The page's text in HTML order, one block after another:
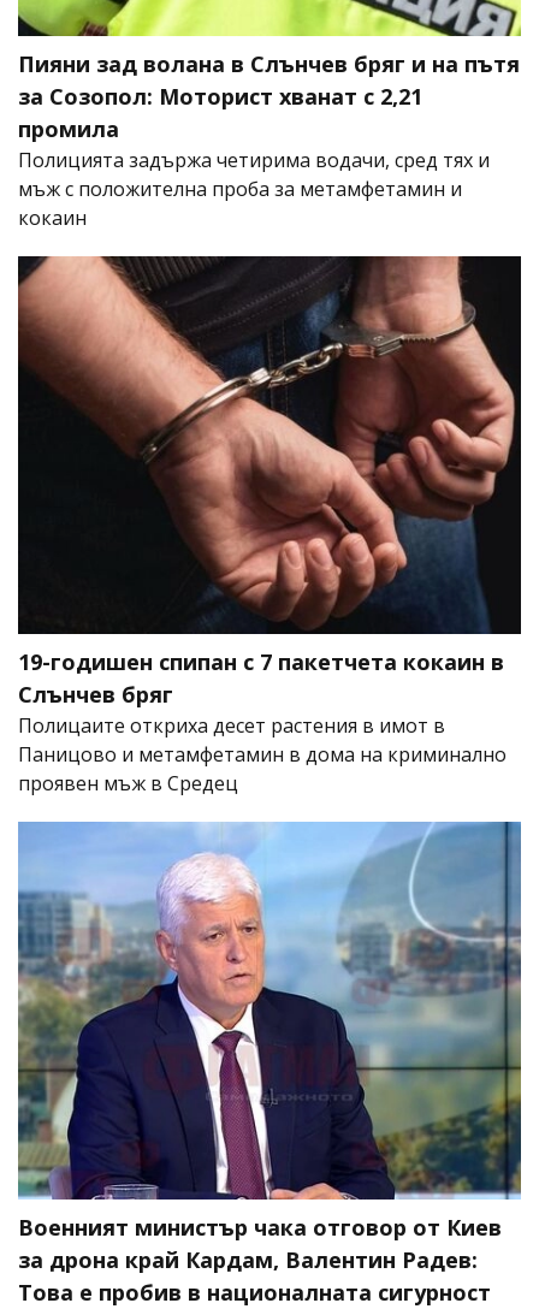
Пияни зад волана в Слънчев бряг и на пътя
за Созопол: Моторист хванат с 2,21
промила
Полицията задържа четирима водачи, сред тях и
мъж с положителна проба за метамфетамин и
кокаин
19-годишен спипан с 7 пакетчета кокаин в
Слънчев бряг
Полицаите откриха десет растения в имот в
Паницово и метамфетамин в дома на криминално
проявен мъж в Средец
Военният министър чака отговор от Киев
за дрона край Кардам, Валентин Радев:
Това е пробив в националната сигурност